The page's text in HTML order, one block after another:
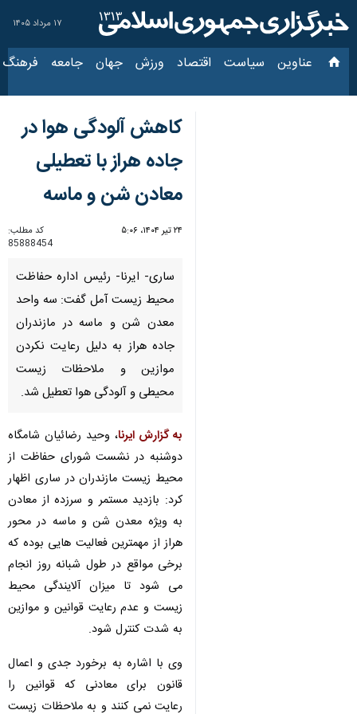
۱۷ مرداد ۱۴۰۵
عناوین‌ سیاست اقتصاد ورزش جهان جامعه فرهنگ
کاهش آلودگی هوا در
جاده هراز با تعطیلی
معادن شن و ماسه
۲۴ تیر ۱۴۰۴، ۵:۰۶
کد مطلب:
85888454
ساری- ایرنا- رئیس اداره حفاظت
محیط زیست آمل گفت: سه واحد
معدن شن و ماسه در مازندران
جاده هراز به دلیل رعایت نکردن
موازین و ملاحظات زیست
محیطی و آلودگی هوا تعطیل شد.
به گزارش ایرنا، وحید رضائیان شامگاه
دوشنبه در نشست شورای حفاظت از
محیط زیست مازندران در ساری اظهار
کرد: بازدید مستمر و سرزده از معادن
به ویژه معدن شن و ماسه در محور
هراز از مهمترین فعالیت هایی بوده که
برخی مواقع در طول شبانه روز انجام
می شود تا میزان آلایندگی محیط
زیست و عدم رعایت قوانین و موازین
به شدت کنترل شود.
وی با اشاره به برخورد جدی و اعمال
قانون برای معادنی که قوانین را
رعایت نمی کنند و به ملاحظات زیست